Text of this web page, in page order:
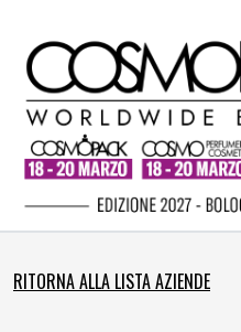
RITORNA ALLA LISTA AZIENDE